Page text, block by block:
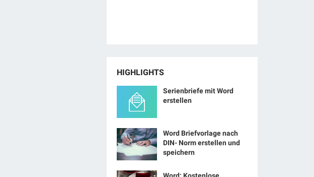
HIGHLIGHTS
Serienbriefe mit Word
erstellen
Word Briefvorlage nach
DIN- Norm erstellen und
speichern